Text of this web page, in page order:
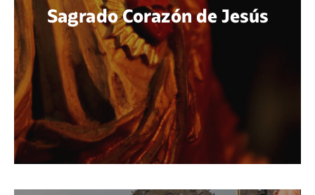
Sagrado Corazón de Jesús
POR CÉSAR RETANA